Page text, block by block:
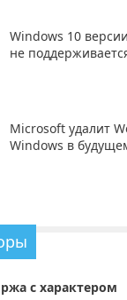
Windows 10
не
Microsoft удалит
Windows в
с характером